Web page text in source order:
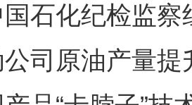
石化纪检监
司原油产量